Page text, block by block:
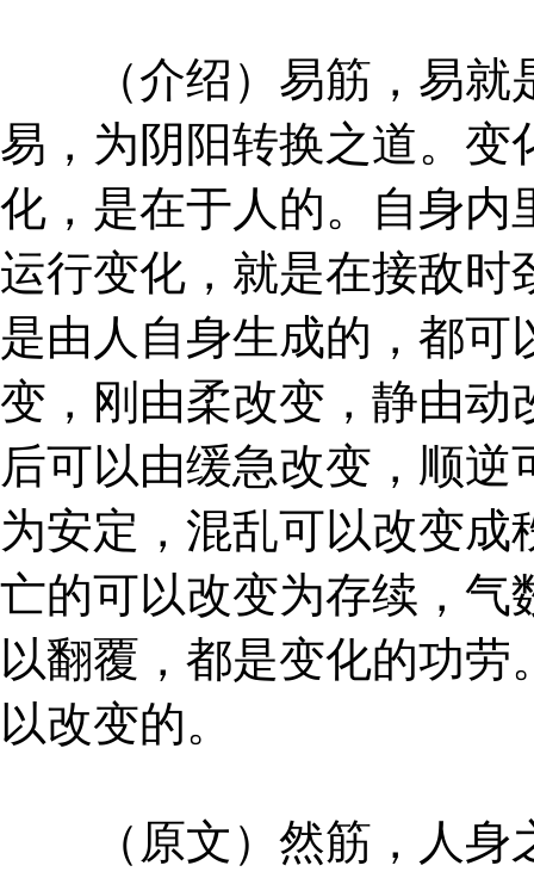
（介绍）易筋，易就
易，为阴阳转换之道。变
化，是在于人的。自身内
运行变化，就是在接敌时
是由人自身生成的，都
变，刚由柔改变，静由动
后可以由缓急改变，顺
为安定，混乱可以改变
亡的可以改变为存续，气
以翻覆，都是变化的功
以改变的。
（原文）然筋，人身